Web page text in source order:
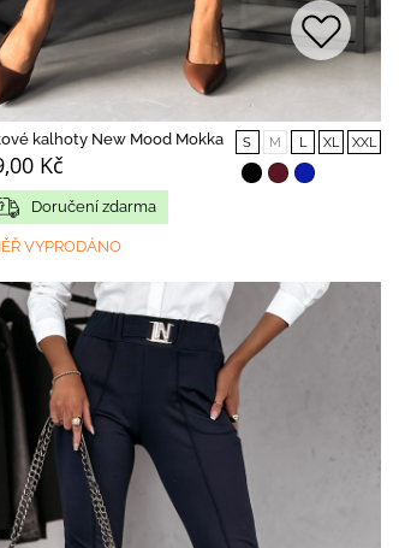
kalhoty New Mood Mokka
Kč
S M L XL XXL
Doručení zdarma
VYPRODÁNO